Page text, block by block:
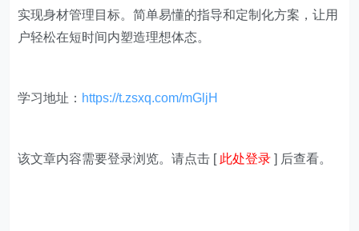
实现身材管理目标。简单易懂的指导和定制化方案，让用
户轻松在短时间内塑造理想体态。
学习地址： https://t.zsxq.com/mGljH
该文章内容需要登录浏览。请点击 [ 此处登录 ] 后查看。